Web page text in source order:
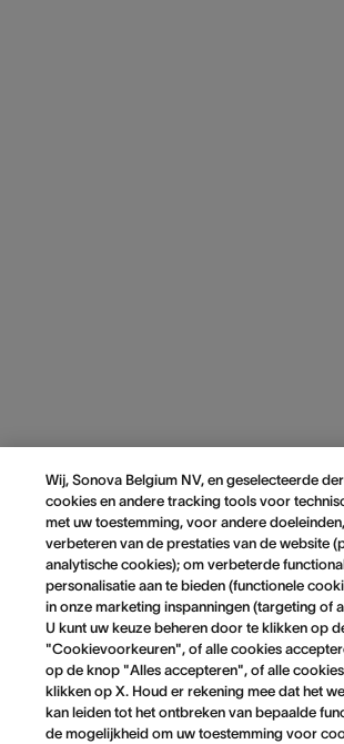
Wij, Sonova Belgium NV, en geselecteerde
cookies en andere tracking tools voor
met uw toestemming, voor andere
verbeteren van de prestaties van de website
analytische cookies); om verbeterde
personalisatie aan te bieden (functionele
in onze marketing inspanningen (targeting of
U kunt uw keuze beheren door te klikken op
"Cookievoorkeuren", of alle cookies
op de knop "Alles accepteren", of alle
klikken op X. Houd er rekening mee dat het
kan leiden tot het ontbreken van bepaalde
de mogelijkheid om uw toestemming voor